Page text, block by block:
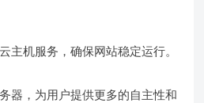
主机服务，确保网站稳定运行。
器，为用户提供更多的自主性和